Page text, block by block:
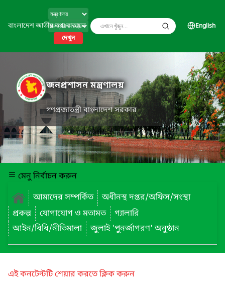
বাংলাদেশ জাতীয় তথ্য বাতায়ন
দেখুন
English
জনপ্রশাসন মন্ত্রণালয়
গণপ্রজাতন্ত্রী বাংলাদেশ সরকার
মেনু নির্বাচন করুন
আমাদের সম্পর্কিত
অধীনস্থ দপ্তর/অফিস/সংস্থা
প্রকল্প
যোগাযোগ ও মতামত
গ্যালারি
আইন/বিধি/নীতিমালা
জুলাই 'পুনর্জাগরণ' অনুষ্ঠান
এই কনটেন্টটি শেয়ার করতে ক্লিক করুন